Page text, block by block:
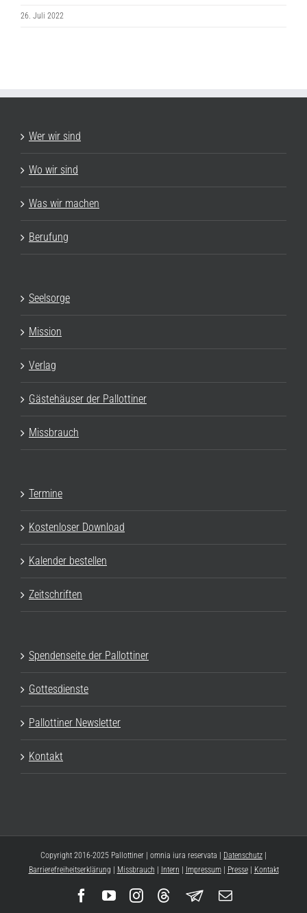
26. Juli 2022
Wer wir sind
Wo wir sind
Was wir machen
Berufung
Seelsorge
Mission
Verlag
Gästehäuser der Pallottiner
Missbrauch
Termine
Kostenloser Download
Kalender bestellen
Zeitschriften
Spendenseite der Pallottiner
Gottesdienste
Pallottiner Newsletter
Kontakt
Copyright 2016-2025 Pallottiner | omnia iura reservata | Datenschutz
Barrierefreiheitserklärung
Missbrauch Intern Impressum| Presse| Kontakt
Facebook
YouTubeInstagram
Threads
Newsletter
E-